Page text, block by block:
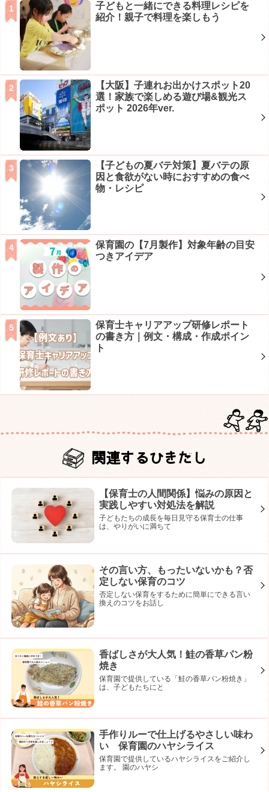
子どもと一緒にできる料理レシピを
紹介！親子で料理を楽しもう
【大阪】子連れお出かけスポット20
選！家族で楽しめる遊び場&観光ス
ポット 2026年ver.
【子どもの夏バテ対策】夏バテの原
因と食欲がない時におすすめの食べ
物・レシピ
保育園の【7月製作】対象年齢の目安
つきアイデア
保育士キャリアアップ研修レポート
の書き方｜例文・構成・作成ポイン
ト
関連するひきだし
【保育士の人間関係】悩みの原因と
実践しやすい対処法を解説
子どもたちの成長を毎日見守る保育士の仕事
は、やりがいに満ちて
その言い方、もったいないかも？否
定しない保育のコツ
否定しない保育をするために簡単にできる言い
換えのコツをお話し
香ばしさが大人気！鮭の香草パン粉
焼き
保育園で提供している「鮭の香草パン粉焼き」
は、子どもたちにと
手作りルーで仕上げるやさしい味わ
い 保育園のハヤシライス
保育園で提供しているハヤシライスをご紹介し
ます。 園のハヤシ